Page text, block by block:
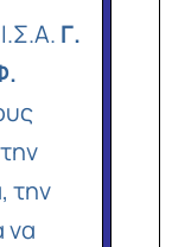
Γ.
την
να